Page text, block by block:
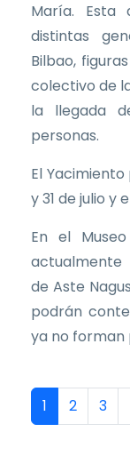
María. Esta
distintas
Bilbao,
colectivo de
la llegada
personas.
El
y 31 de julio y
En el
actualmente
de Aste
podrán
ya no forman
Página
1 Página
2 3